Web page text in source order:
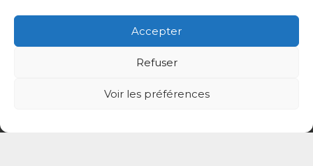
Accepter
Refuser
Voir les préférences